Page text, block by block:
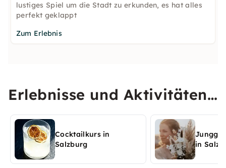
lustiges Spiel um die Stadt zu erkunden, es hat alles
perfekt geklappt
Zum Erlebnis
Erlebnisse und Aktivitäten
in Salzburg entdecken
Cocktailkurs in
Salzburg
in